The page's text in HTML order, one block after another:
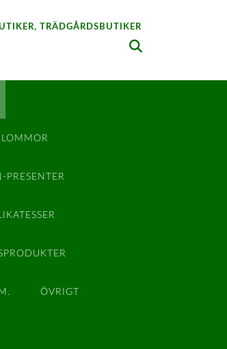
TRÄDGÅRDSBUTIKER
PRESENTER
ÖVRIGT